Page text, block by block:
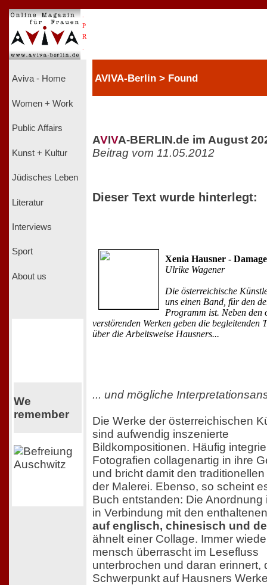
P
R
Aviva - Home
Women + Work
Public Affairs
Kunst + Kultur
Jüdisches Leben
Literatur
Interviews
Sport
About us
We
remember
AVIVA-Berlin > Found
AVIVA-BERLIN.de im August
Beitrag vom 11.05.2012
Dieser Text wurde hinterlegt:
Xenia Hausner - Damage
Ulrike Wagener
Die österreichische
uns einen Band, für den
Programm ist. Neben den
verstörenden Werken geben die begleitenden
über die Arbeitsweise Hausners...
... und mögliche
Die Werke der österreichischen
sind aufwendig inszenierte
Bildkompositionen. Häufig
Fotografien collagenartig in ihre
und bricht damit den
der Malerei. Ebenso, so scheint
Buch entstanden: Die Anordnung
in Verbindung mit den
auf englisch, chinesisch und
ähnelt einer Collage. Immer
mensch überrascht im Lesefluss
unterbrochen und daran erinnert,
Schwerpunkt auf Hausners